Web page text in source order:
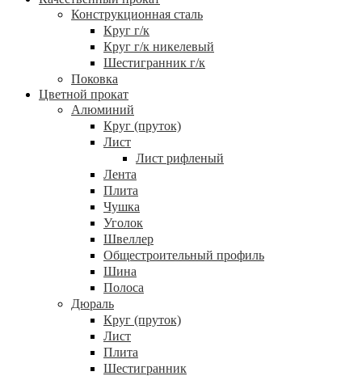
Конструкционная сталь
Круг г/к
Круг г/к никелевый
Шестигранник г/к
Поковка
Цветной прокат
Алюминий
Круг (пруток)
Лист
Лист рифленый
Лента
Плита
Чушка
Уголок
Швеллер
Общестроительный профиль
Шина
Полоса
Дюраль
Круг (пруток)
Лист
Плита
Шестигранник